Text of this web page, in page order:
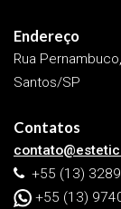
Endereço
Rua
Santos/SP
Contatos
+55 (13)
+55 (13)